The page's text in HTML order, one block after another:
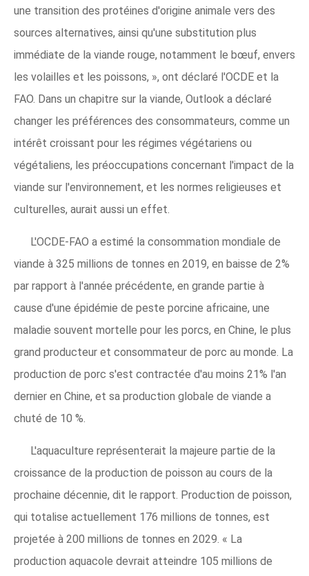
une transition des protéines d'origine animale vers des
sources alternatives, ainsi qu'une substitution plus
immédiate de la viande rouge, notamment le bœuf, envers
les volailles et les poissons, », ont déclaré l'OCDE et la
FAO. Dans un chapitre sur la viande, Outlook a déclaré
changer les préférences des consommateurs, comme un
intérêt croissant pour les régimes végétariens ou
végétaliens, les préoccupations concernant l'impact de la
viande sur l'environnement, et les normes religieuses et
culturelles, aurait aussi un effet.
L'OCDE-FAO a estimé la consommation mondiale de
viande à 325 millions de tonnes en 2019, en baisse de 2%
par rapport à l'année précédente, en grande partie à
cause d'une épidémie de peste porcine africaine, une
maladie souvent mortelle pour les porcs, en Chine, le plus
grand producteur et consommateur de porc au monde. La
production de porc s'est contractée d'au moins 21% l'an
dernier en Chine, et sa production globale de viande a
chuté de 10 %.
L'aquaculture représenterait la majeure partie de la
croissance de la production de poisson au cours de la
prochaine décennie, dit le rapport. Production de poisson,
qui totalise actuellement 176 millions de tonnes, est
projetée à 200 millions de tonnes en 2029. « La
production aquacole devrait atteindre 105 millions de